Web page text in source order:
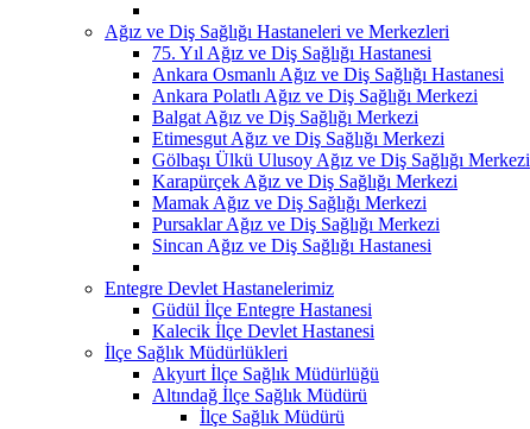
Ağız ve Diş Sağlığı Hastaneleri ve Merkezleri
75. Yıl Ağız ve Diş Sağlığı Hastanesi
Ankara Osmanlı Ağız ve Diş Sağlığı Hastanesi
Ankara Polatlı Ağız ve Diş Sağlığı Merkezi
Balgat Ağız ve Diş Sağlığı Merkezi
Etimesgut Ağız ve Diş Sağlığı Merkezi
Gölbaşı Ülkü Ulusoy Ağız ve Diş Sağlığı Merkezi
Karapürçek Ağız ve Diş Sağlığı Merkezi
Mamak Ağız ve Diş Sağlığı Merkezi
Pursaklar Ağız ve Diş Sağlığı Merkezi
Sincan Ağız ve Diş Sağlığı Hastanesi
Entegre Devlet Hastanelerimiz
Güdül İlçe Entegre Hastanesi
Kalecik İlçe Devlet Hastanesi
İlçe Sağlık Müdürlükleri
Akyurt İlçe Sağlık Müdürlüğü
Altındağ İlçe Sağlık Müdürü
İlçe Sağlık Müdürü